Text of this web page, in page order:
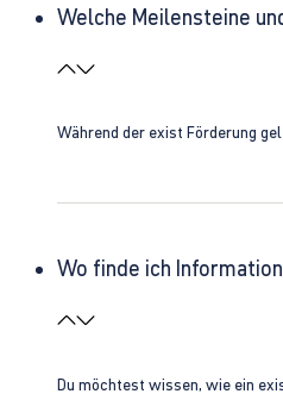
Welche Meilensteine
Während der exist Förderung
Wo finde ich
Du möchtest wissen, wie ein